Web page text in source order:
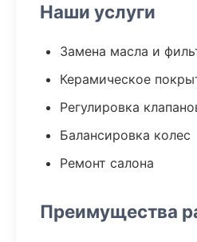
Наши услуги
Замена масла и
Керамическое
Регулировка
Балансировка колес
Ремонт салона
Преимущества